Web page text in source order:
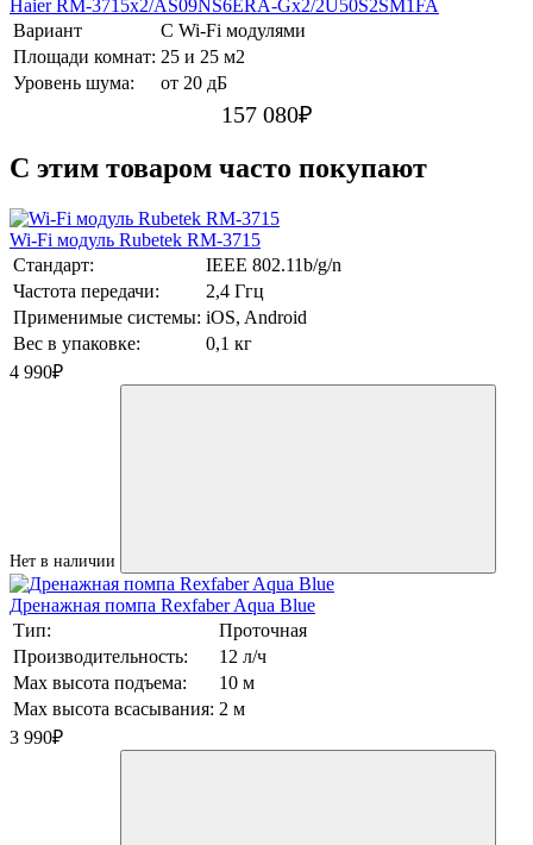
Haier RM-3715х2/AS09NS6ERA-Gх2/2U50S2SM1FA
Вариант
С Wi-Fi модулями
Площади комнат: 25 и 25 м2
Уровень шума:
от 20 дБ
157 080₽
C этим товаром часто покупают
Wi-Fi модуль Rubetek RM-3715
Стандарт:
IEEE 802.11b/g/n
Частота передачи:
2,4 Ггц
Применимые системы: iOS, Android
Вес в упаковке:
0,1 кг
4 990₽
Нет в наличии
Дренажная помпа Rexfaber Aqua Blue
Тип:
Проточная
Производительность:
12 л/ч
Max высота подъема:
10 м
Max высота всасывания: 2 м
3 990₽